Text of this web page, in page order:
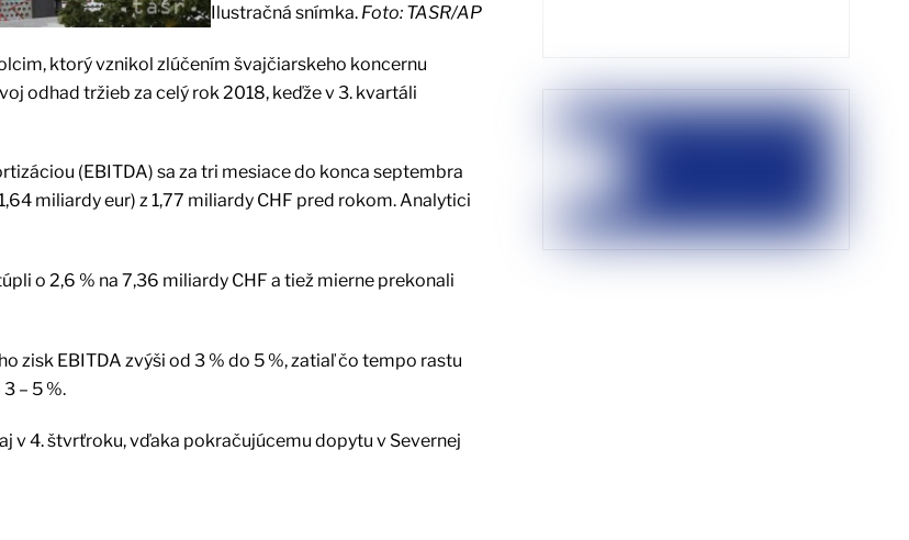
Ilustračná snímka. Foto: TASR/AP
ktorý vznikol zlúčením švajčiarskeho koncernu
odhad tržieb za celý rok 2018, keďže v 3. kvartáli
(EBITDA) sa za tri mesiace do konca septembra
miliardy eur) z 1,77 miliardy CHF pred rokom. Analytici
o 2,6 % na 7,36 miliardy CHF a tiež mierne prekonali
zisk EBITDA zvýši od 3 % do 5 %, zatiaľ čo tempo rastu
– 5 %.
v 4. štvrťroku, vďaka pokračujúcemu dopytu v Severnej